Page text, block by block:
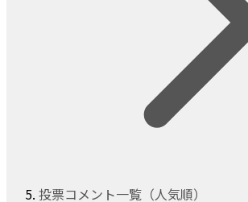
投票コメント一覧（人気順）